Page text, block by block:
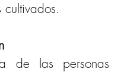
cultivados.
de las personas